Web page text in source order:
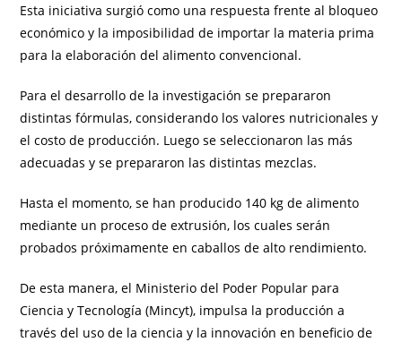
Esta iniciativa surgió como una respuesta frente al bloqueo
económico y la imposibilidad de importar la materia prima
para la elaboración del alimento convencional.
Para el desarrollo de la investigación se prepararon
distintas fórmulas, considerando los valores nutricionales y
el costo de producción. Luego se seleccionaron las más
adecuadas y se prepararon las distintas mezclas.
Hasta el momento, se han producido 140 kg de alimento
mediante un proceso de extrusión, los cuales serán
probados próximamente en caballos de alto rendimiento.
De esta manera, el Ministerio del Poder Popular para
Ciencia y Tecnología (Mincyt), impulsa la producción a
través del uso de la ciencia y la innovación en beneficio de